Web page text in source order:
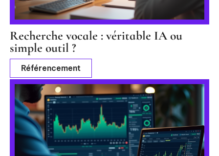
Recherche vocale : véritable IA ou
simple outil ?
Référencement